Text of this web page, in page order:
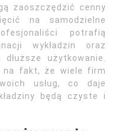
zaoszczędzić cenny
na samodzielne
potrafią
wykładzin oraz
użytkowanie.
na fakt, że wiele firm
usług, co daje
będą czyste i